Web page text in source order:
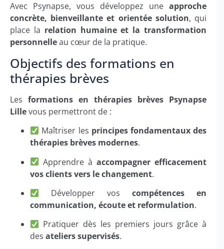
Avec Psynapse, vous développez une approche
concrète, bienveillante et orientée solution, qui
place la relation humaine et la transformation
personnelleau cœur de la pratique.
Objectifs des formations en
thérapies brèves
Les formations en thérapies brèves Psynapse
Lillevous permettront de :
Maîtriser les principes fondamentaux des
thérapies brèves modernes.
Apprendre àaccompagner efficacement
vos clients vers le changement.
Développer voscompétences en
communication, écoute et reformulation.
Pratiquer dès les premiers jours grâce à
des ateliers supervisés.